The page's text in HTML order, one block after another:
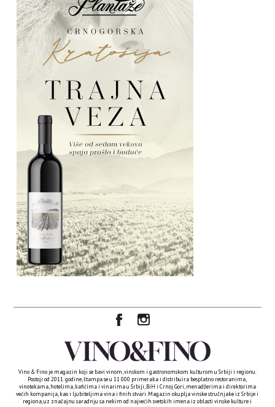
Vino & Fino je magazin koji se bavi vinom, vinskom i gastronomskom kulturom u Srbiji i regionu.
Postoji od 2011. godine, štampa se u 11 000 primeraka i distribuira besplatno restoranima,
vinotekama, hotelima, kafićima i vinarima u Srbiji, BiH i Crnoj Gori, menadžerima i direktorima
većih kompanija, kao i ljubiteljima vina i finih stvari. Magazin okuplja vinske stručnjake iz Srbije i
regiona, uz značajnu saradnju sa nekim od najvećih svetskih imena iz oblasti vinske kulture i